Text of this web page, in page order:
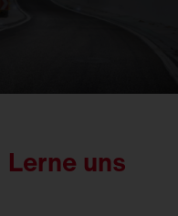
Lerne uns